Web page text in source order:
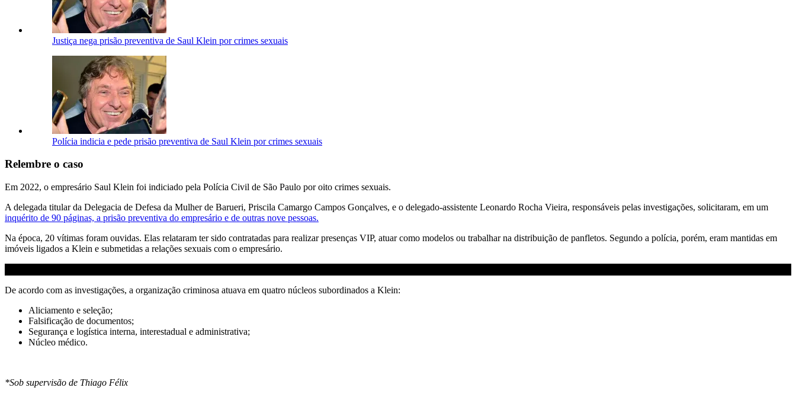
Justiça nega prisão preventiva de Saul Klein por crimes sexuais
Polícia indicia e pede prisão preventiva de Saul Klein por crimes sexuais
Relembre o caso
Em 2022, o empresário Saul Klein foi indiciado pela Polícia Civil de São Paulo por oito crimes sexuais.
A delegada titular da Delegacia de Defesa da Mulher de Barueri, Priscila Camargo Campos Gonçalves, e o delegado-assistente Leonardo Rocha Vieira, responsáveis pelas investigações, solicitaram, em um
inquérito de 90 páginas, a prisão preventiva do empresário e de outras nove pessoas.
Na época, 20 vítimas foram ouvidas. Elas relataram ter sido contratadas para realizar presenças VIP, atuar como modelos ou trabalhar na distribuição de panfletos. Segundo a polícia, porém, eram mantidas em
imóveis ligados a Klein e submetidas a relações sexuais com o empresário.
De acordo com as investigações, a organização criminosa atuava em quatro núcleos subordinados a Klein:
Aliciamento e seleção;
Falsificação de documentos;
Segurança e logística interna, interestadual e administrativa;
Núcleo médico.
*Sob supervisão de Thiago Félix